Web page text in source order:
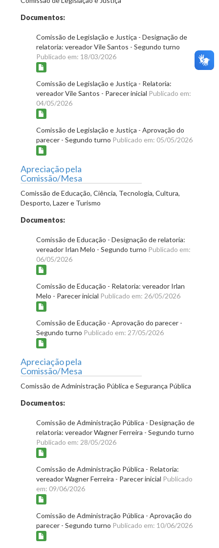
Documentos:
Comissão de Legislação e Justiça - Designação de
relatoria: vereador Vile Santos - Segundo turno
Publicado em: 18/03/2026
Comissão de Legislação e Justiça - Relatoria:
vereador Vile Santos - Parecer inicial Publicado em:
04/05/2026
Comissão de Legislação e Justiça - Aprovação do
parecer - Segundo turno Publicado em: 05/05/2026
Apreciação pela
Comissão/Mesa
Comissão de Educação, Ciência, Tecnologia, Cultura,
Desporto, Lazer e Turismo
Documentos:
Comissão de Educação - Designação de relatoria:
vereador Irlan Melo - Segundo turno Publicado em:
06/05/2026
Comissão de Educação - Relatoria: vereador Irlan
Melo - Parecer inicial Publicado em: 26/05/2026
Comissão de Educação - Aprovação do parecer -
Segundo turno Publicado em: 27/05/2026
Apreciação pela
Comissão/Mesa
Comissão de Administração Pública e Segurança Pública
Documentos:
Comissão de Administração Pública - Designação de
relatoria: vereador Wagner Ferreira - Segundo turno
Publicado em: 28/05/2026
Comissão de Administração Pública - Relatoria:
vereador Wagner Ferreira - Parecer inicial Publicado
em: 09/06/2026
Comissão de Administração Pública - Aprovação do
parecer - Segundo turno Publicado em: 10/06/2026